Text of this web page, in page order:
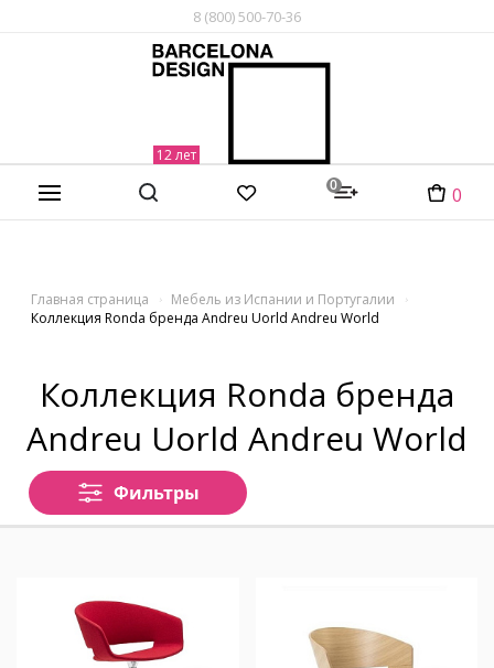
8 (800) 500-70-36
0 0
Главная страница
Мебель из Испании и Португалии
Коллекция Ronda бренда Andreu Uorld Andreu World
Коллекция Ronda бренда
Andreu Uorld Andreu World
Фильтры